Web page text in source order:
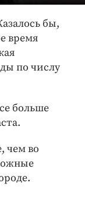
бы,
время
по числу
больше
чем во